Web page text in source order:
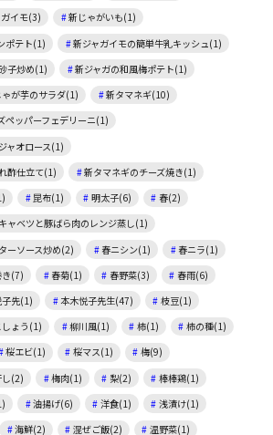
イモ(3)
新じゃがいも(1)
ポテト(1)
新ジャガイモの簡単牛乳キッシュ(1)
子炒め(1)
新ジャガの和風梅ポテト(1)
が芋のサラダ(1)
新タマネギ(10)
ペッパーフェデリーニ(1)
ャオロース(1)
酢仕立て(1)
新タマネギのチーズ焼き(1)
昆布(1) 明太子(6)
春(2)
ャベツと豚ばら肉のレンジ蒸し(1)
ーソース炒め(2)
春ニシン(1)
春ニラ(1)
き(7) 春菊(1) 春野菜(3)
春雨(6)
先(1) 本木悦子先生(47)
枝豆(1)
ょう(1) 柳川風(1) 柿(1)
柿の種(1)
桜エビ(1) 桜マス(1)
梅(9)
(2) 梅肉(1) 梨(2)
棒棒鶏(1)
油揚げ(6) 洋食(1)
浅漬け(1)
海鮮(2) 混ぜご飯(2) 温野菜(1)